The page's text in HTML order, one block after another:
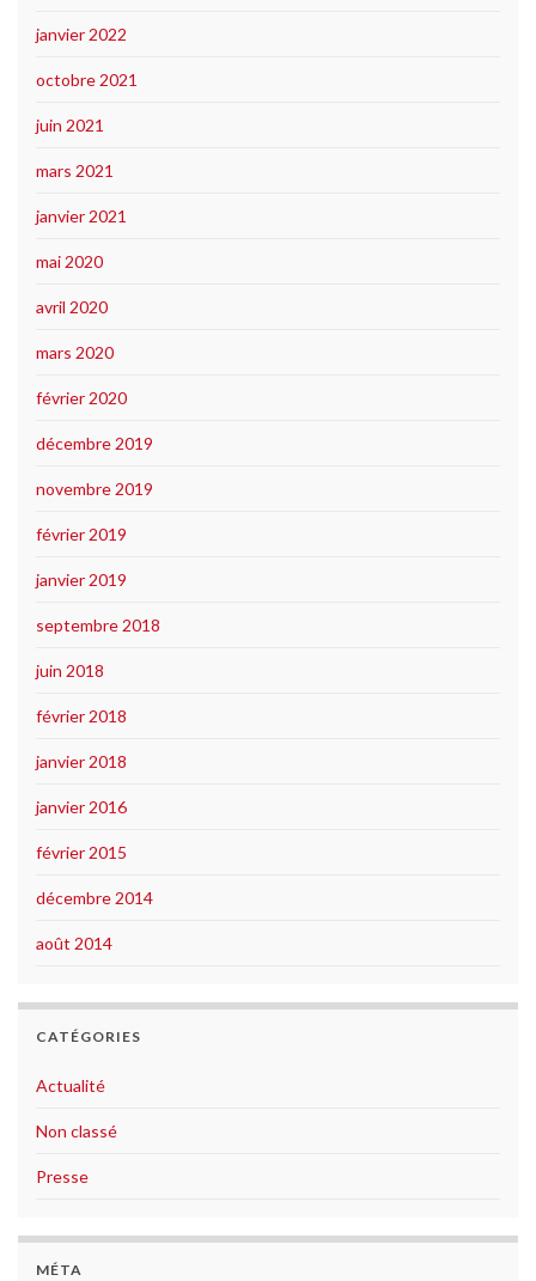
janvier 2022
octobre 2021
juin 2021
mars 2021
janvier 2021
mai 2020
avril 2020
mars 2020
février 2020
décembre 2019
novembre 2019
février 2019
janvier 2019
septembre 2018
juin 2018
février 2018
janvier 2018
janvier 2016
février 2015
décembre 2014
août 2014
CATÉGORIES
Actualité
Non classé
Presse
MÉTA